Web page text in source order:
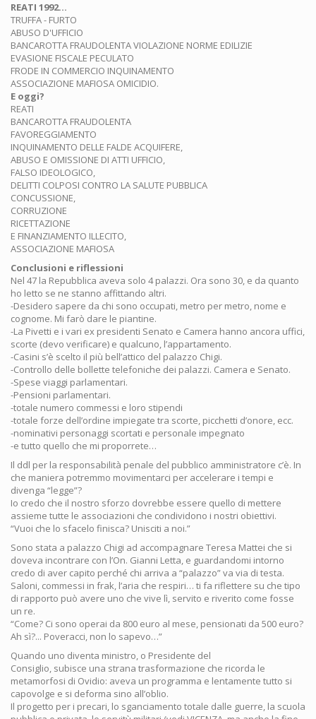
REATI 1992…
TRUFFA - FURTO
ABUSO D'UFFICIO
BANCAROTTA FRAUDOLENTA VIOLAZIONE NORME EDILIZIE
EVASIONE FISCALE PECULATO
FRODE IN COMMERCIO INQUINAMENTO
ASSOCIAZIONE MAFIOSA OMICIDIO.
E oggi?
REATI
BANCAROTTA FRAUDOLENTA
FAVOREGGIAMENTO
INQUINAMENTO DELLE FALDE ACQUIFERE,
ABUSO E OMISSIONE DI ATTI UFFICIO,
FALSO IDEOLOGICO,
DELITTI COLPOSI CONTRO LA SALUTE PUBBLICA
CONCUSSIONE,
CORRUZIONE
RICETTAZIONE
E FINANZIAMENTO ILLECITO,
ASSOCIAZIONE MAFIOSA
Conclusioni e riflessioni
Nel 47 la Repubblica aveva solo 4 palazzi. Ora sono 30, e da quanto
ho letto se ne stanno affittando altri.
-Desidero sapere da chi sono occupati, metro per metro, nome e
cognome. Mi farò dare le piantine.
-La Pivetti e i vari ex presidenti Senato e Camera hanno ancora uffici,
scorte (devo verificare) e qualcuno, l’appartamento.
-Casini s’è scelto il più bell’attico del palazzo Chigi.
-Controllo delle bollette telefoniche dei palazzi. Camera e Senato.
-Spese viaggi parlamentari.
-Pensioni parlamentari.
-totale numero commessi e loro stipendi
-totale forze dell’ordine impiegate tra scorte, picchetti d’onore, ecc.
-nominativi personaggi scortati e personale impegnato
-e tutto quello che mi proporrete…
Il ddl per la responsabilità penale del pubblico amministratore c’è. In
che maniera potremmo movimentarci per accelerare i tempi e
divenga “legge”?
Io credo che il nostro sforzo dovrebbe essere quello di mettere
assieme tutte le associazioni che condividono i nostri obiettivi.
“Vuoi che lo sfacelo finisca? Unisciti a noi.”
Sono stata a palazzo Chigi ad accompagnare Teresa Mattei che si
doveva incontrare con l’On. Gianni Letta, e guardandomi intorno
credo di aver capito perché chi arriva a “palazzo” va via di testa.
Saloni, commessi in frak, l’aria che respiri… ti fa riflettere su che tipo
di rapporto può avere uno che vive lì, servito e riverito come fosse
un re.
“Come? Ci sono operai da 800 euro al mese, pensionati da 500 euro?
Ah sì?... Poveracci, non lo sapevo…”
Quando uno diventa ministro, o Presidente del
Consiglio, subisce una strana trasformazione che ricorda le
metamorfosi di Ovidio: aveva un programma e lentamente tutto si
capovolge e si deforma sino all’oblio.
Il progetto per i precari, lo sganciamento totale dalle guerre, la scuola